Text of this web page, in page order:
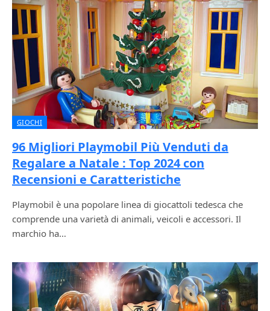
GIOCHI
96 Migliori Playmobil Più Venduti da
Regalare a Natale : Top 2024 con
Recensioni e Caratteristiche
Playmobil è una popolare linea di giocattoli tedesca che
comprende una varietà di animali, veicoli e accessori. Il
marchio ha…